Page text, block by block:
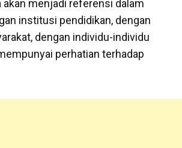
akan menjadi referensi dalam
institusi pendidikan, dengan
dengan individu-individu
perhatian terhadap